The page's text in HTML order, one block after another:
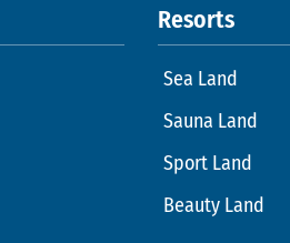
Resorts
Sea Land
Sauna Land
Sport Land
Beauty Land